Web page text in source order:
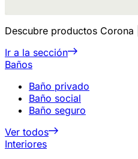
Descubre productos Corona
Ir a la sección
Baños
Baño privado
Baño social
Baño seguro
Ver todos
Interiores